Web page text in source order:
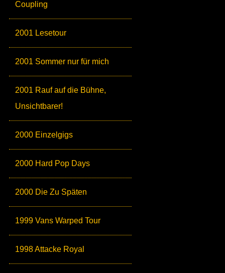
Coupling
2001 Lesetour
2001 Sommer nur für mich
2001 Rauf auf die Bühne,
Unsichtbarer!
2000 Einzelgigs
2000 Hard Pop Days
2000 Die Zu Späten
1999 Vans Warped Tour
1998 Attacke Royal